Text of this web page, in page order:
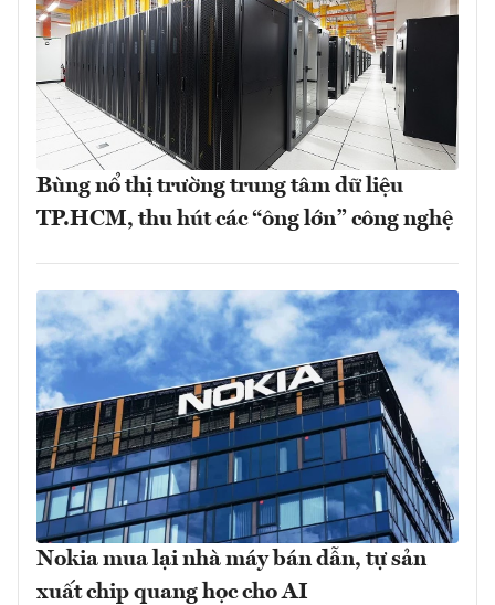
Bùng nổ thị trường trung tâm dữ liệu
TP.HCM, thu hút các “ông lớn” công nghệ
Nokia mua lại nhà máy bán dẫn, tự sản
xuất chip quang học cho AI